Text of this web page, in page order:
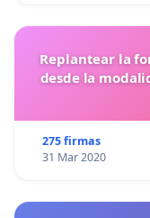
Replantear la
desde la
275 firmas
31 Mar 2020